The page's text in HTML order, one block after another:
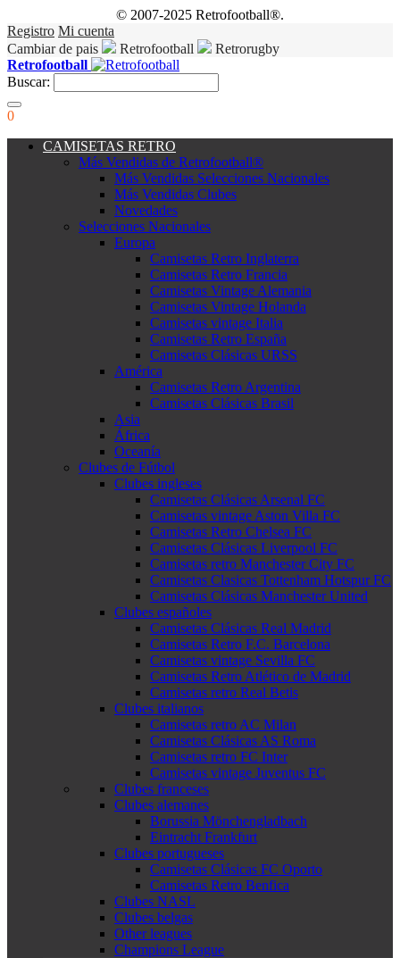
© 2007-2025 Retrofootball®.
Registro Mi cuenta
Cambiar de pais
Retrofootball
Retrorugby
Retrofootball
Buscar:
0
CAMISETAS RETRO
Más Vendidas de Retrofootball®
Más Vendidas Selecciones Nacionales
Más Vendidas Clubes
Novedades
Selecciones Nacionales
Europa
Camisetas Retro Inglaterra
Camisetas Retro Francia
Camisetas Vintage Alemania
Camisetas Vintage Holanda
Camisetas vintage Italia
Camisetas Retro España
Camisetas Clásicas URSS
América
Camisetas Retro Argentina
Camisetas Clásicas Brasil
Asia
África
Oceanía
Clubes de Fútbol
Clubes ingleses
Camisetas Clásicas Arsenal FC
Camisetas vintage Aston Villa FC
Camisetas Retro Chelsea FC
Camisetas Clásicas Liverpool FC
Camisetas retro Manchester City FC
Camisetas Clasicas Tottenham Hotspur FC
Camisetas Clásicas Manchester United
Clubes españoles
Camisetas Clásicas Real Madrid
Camisetas Retro F.C. Barcelona
Camisetas vintage Sevilla FC
Camisetas Retro Atlético de Madrid
Camisetas retro Real Betis
Clubes italianos
Camisetas retro AC Milan
Camisetas Clásicas AS Roma
Camisetas retro FC Inter
Camisetas vintage Juventus FC
Clubes franceses
Clubes alemanes
Borussia Mönchengladbach
Eintracht Frankfurt
Clubes portugueses
Camisetas Clásicas FC Oporto
Camisetas Retro Benfica
Clubes NASL
Clubes belgas
Other leagues
Champions League